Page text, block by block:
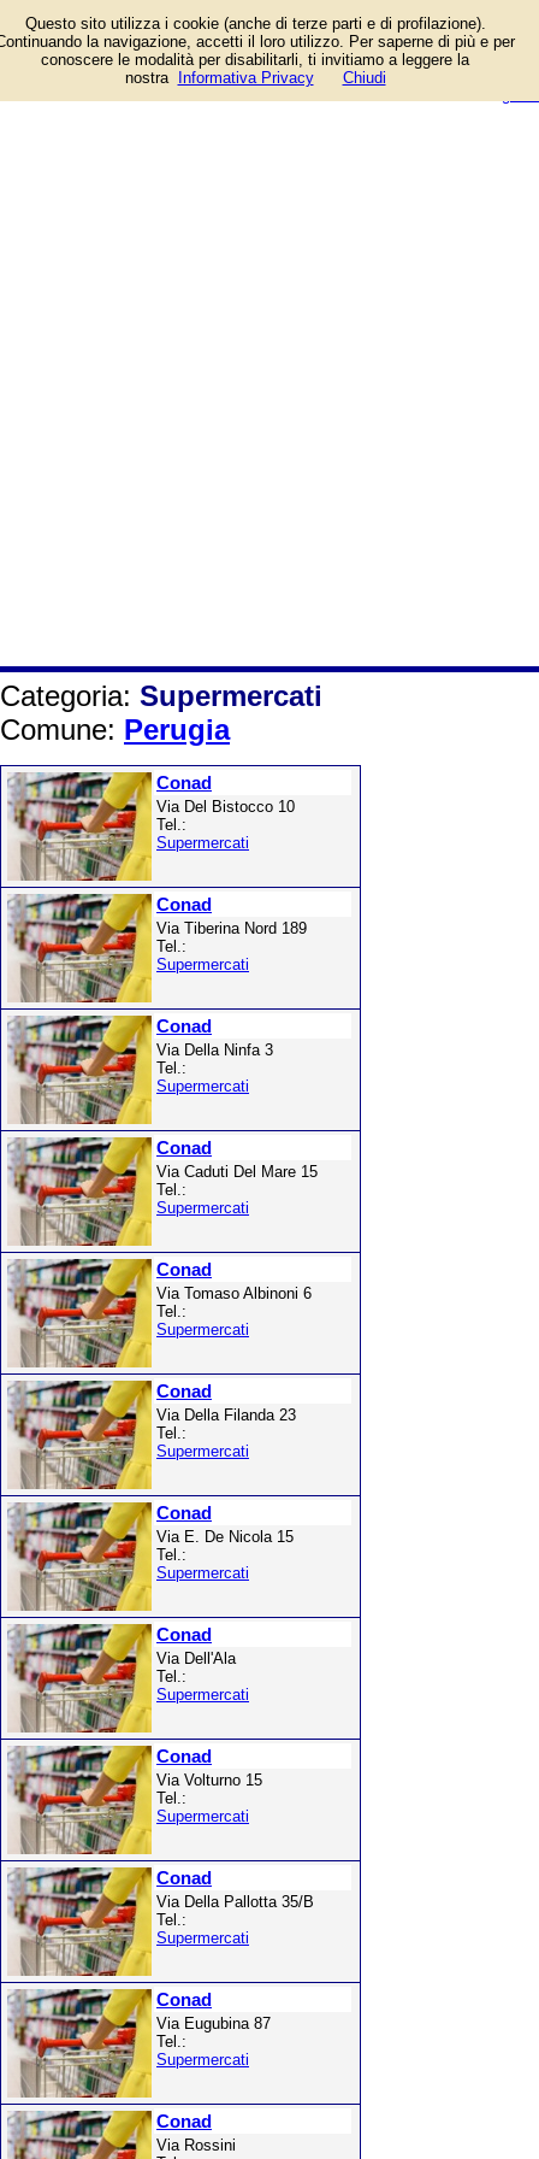
Categoria: Supermercati
Comune: Perugia
Conad
Via Del Bistocco 10
Tel.:
Supermercati
Conad
Via Tiberina Nord 189
Tel.:
Supermercati
Conad
Via Della Ninfa 3
Tel.:
Supermercati
Conad
Via Caduti Del Mare 15
Tel.:
Supermercati
Conad
Via Tomaso Albinoni 6
Tel.:
Supermercati
Conad
Via Della Filanda 23
Tel.:
Supermercati
Conad
Via E. De Nicola 15
Tel.:
Supermercati
Conad
Via Dell'Ala
Tel.:
Supermercati
Conad
Via Volturno 15
Tel.:
Supermercati
Conad
Via Della Pallotta 35/B
Tel.:
Supermercati
Conad
Via Eugubina 87
Tel.:
Supermercati
Conad
Via Rossini
Questo sito utilizza i cookie (anche di terze parti e di profilazione).
la navigazione, accetti il loro utilizzo. Per saperne di più e per
conoscere le modalità per disabilitarli, ti invitiamo a leggere la
nostra
Informativa Privacy Chiudi